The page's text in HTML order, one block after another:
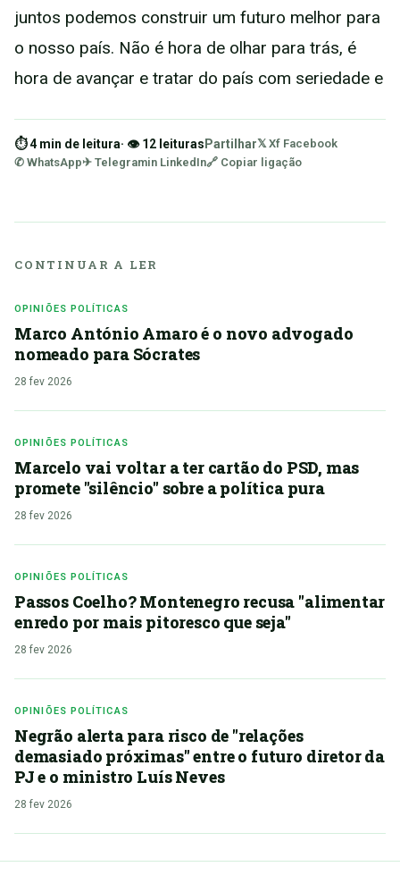
juntos podemos construir um futuro melhor para
o nosso país. Não é hora de olhar para trás, é
hora de avançar e tratar do país com seriedade e
⏱ 4 min de leitura· 👁 12 leituras Partilhar𝕏 Xf Facebook
✆ WhatsApp✈ Telegramin LinkedIn🔗 Copiar ligação
CONTINUAR A LER
OPINIÕES POLÍTICAS
Marco António Amaro é o novo advogado
nomeado para Sócrates
28 fev 2026
OPINIÕES POLÍTICAS
Marcelo vai voltar a ter cartão do PSD, mas
promete "silêncio" sobre a política pura
28 fev 2026
OPINIÕES POLÍTICAS
Passos Coelho? Montenegro recusa "alimentar
enredo por mais pitoresco que seja"
28 fev 2026
OPINIÕES POLÍTICAS
Negrão alerta para risco de "relações
demasiado próximas" entre o futuro diretor da
PJ e o ministro Luís Neves
28 fev 2026